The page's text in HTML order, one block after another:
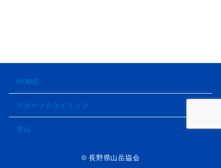
HOME
スポーツクライミング
登山
© 長野県山岳協会